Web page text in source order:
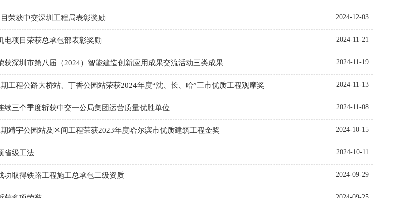
2024-12-03
荣获中交深圳工程局表彰奖励
2024-11-21
电项目荣获总承包部表彰奖励
2024-11-19
获深圳市第八届（2024）智能建造创新应用成果交流活动三类成果
2024-11-13
工程公路大桥站、丁香公园站荣获2024年度“沈、长、哈”三市优质工程观摩奖
2024-11-08
续三个季度斩获中交一公局集团运营质量优胜单位
2024-10-15
靖宇公园站及区间工程荣获2023年度哈尔滨市优质建筑工程金奖
2024-10-11
省级工法
2024-09-29
功取得铁路工程施工总承包二级资质